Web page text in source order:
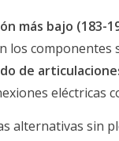
más bajo (183-
los componentes
de
eléctricas
alternativas sin